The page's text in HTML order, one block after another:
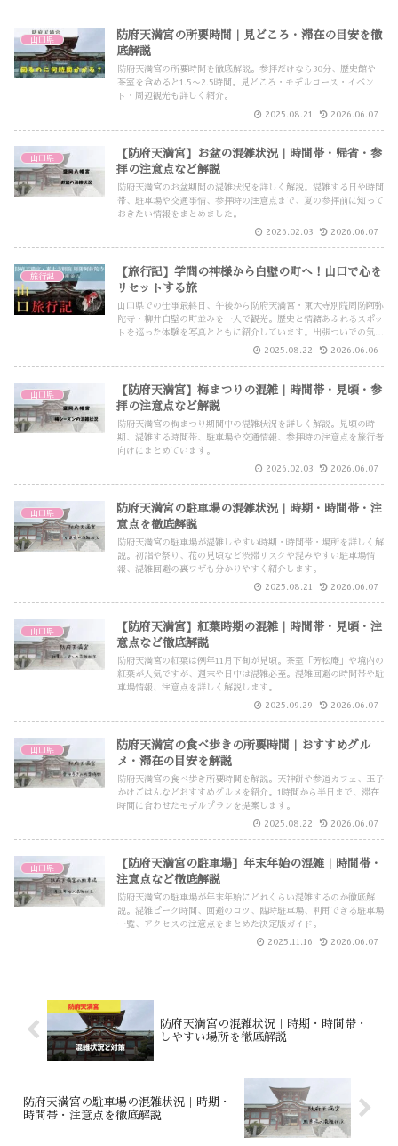
山口県
防府天満宮の所要時間｜見どころ・滞在の目安を徹
底解説
防府天満宮の所要時間を徹底解説。参拝だけなら30分、歴史館や
茶室を含めると1.5〜2.5時間。見どころ・モデルコース・イベン
ト・周辺観光も詳しく紹介。
2025.08.21 2026.06.07
山口県
【防府天満宮】お盆の混雑状況｜時間帯・帰省・参
拝の注意点など解説
防府天満宮のお盆期間の混雑状況を詳しく解説。混雑する日や時間
帯、駐車場や交通事情、参拝時の注意点まで、夏の参拝前に知って
おきたい情報をまとめました。
2026.02.03 2026.06.07
旅行記
【旅行記】学問の神様から白壁の町へ！山口で心を
リセットする旅
山口県での仕事最終日、午後から防府天満宮・東大寺別院周防阿弥
陀寺・柳井白壁の町並みを一人で観光。歴史と情緒あふれるスポッ
トを巡った体験を写真とともに紹介しています。出張ついでの気軽
2025.08.22 2026.06.06
山口県
【防府天満宮】梅まつりの混雑｜時間帯・見頃・参
拝の注意点など解説
防府天満宮の梅まつり期間中の混雑状況を詳しく解説。見頃の時
期、混雑する時間帯、駐車場や交通情報、参拝時の注意点を旅行者
向けにまとめています。
2026.02.03 2026.06.07
山口県
防府天満宮の駐車場の混雑状況｜時期・時間帯・注
意点を徹底解説
防府天満宮の駐車場が混雑しやすい時期・時間帯・場所を詳しく解
説。初詣や祭り、花の見頃など渋滞リスクや混みやすい駐車場情
報、混雑回避の裏ワザも分かりやすく紹介します。
2025.08.21 2026.06.07
山口県
【防府天満宮】紅葉時期の混雑｜時間帯・見頃・注
意点など徹底解説
防府天満宮の紅葉は例年11月下旬が見頃。茶室「芳松庵」や境内の
紅葉が人気ですが、週末や日中は混雑必至。混雑回避の時間帯や駐
車場情報、注意点を詳しく解説します。
2025.09.29 2026.06.07
山口県
防府天満宮の食べ歩きの所要時間｜おすすめグル
メ・滞在の目安を解説
防府天満宮の食べ歩き所要時間を解説。天神餅や参道カフェ、玉子
かけごはんなどおすすめグルメを紹介。1時間から半日まで、滞在
時間に合わせたモデルプランを提案します。
2025.08.22 2026.06.07
山口県
【防府天満宮の駐車場】年末年始の混雑｜時間帯・
注意点など徹底解説
防府天満宮の駐車場が年末年始にどれくらい混雑するのか徹底解
説。混雑ピーク時間、回避のコツ、臨時駐車場、利用できる駐車場
一覧、アクセスの注意点をまとめた決定版ガイド。
2025.11.16 2026.06.07
防府天満宮の混雑状況｜時期・時間帯・
しやすい場所を徹底解説
防府天満宮の駐車場の混雑状況｜時期・
時間帯・注意点を徹底解説